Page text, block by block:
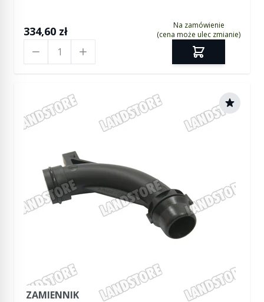
334,60 zł
Na zamówienie
(cena może ulec zmianie)
ZAMIENNIK